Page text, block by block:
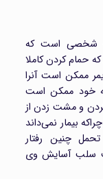
شخصی است که
حمام کردن کاملا
ممکن است آنرا
خود ممکن است
و مشت زدن از
بیمار نمی‌داند
چنین رفتار
سلب آسایش وی